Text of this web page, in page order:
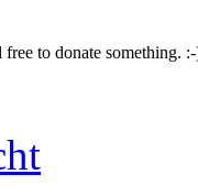
to donate something.